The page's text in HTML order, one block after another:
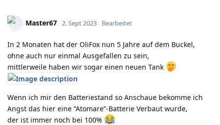
Master67 2. Sept 2023 Bearbeitet
In 2 Monaten hat der OliFox nun 5 Jahre auf dem Buckel,
ohne auch nur einmal Ausgefallen zu sein,
mittlerweile haben wir sogar einen neuen Tank
Wenn ich mir den Batteriestand so Anschaue bekomme ich
Angst das hier eine “Atomare”-Batterie Verbaut wurde,
der ist immer noch bei 100%